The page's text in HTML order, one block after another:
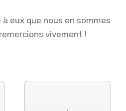
eux que nous en sommes
vivement !